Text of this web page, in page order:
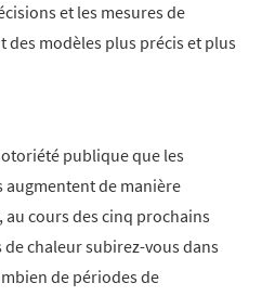
et les mesures de
modèles plus précis et plus
publique que les
de manière
au cours des cinq prochains
de chaleur subirez-vous dans
de périodes de